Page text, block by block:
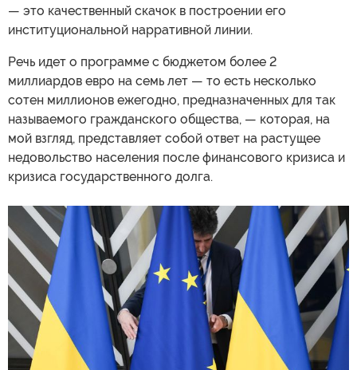
— это качественный скачок в построении его
институциональной нарративной линии.
Речь идет о программе с бюджетом более 2
миллиардов евро на семь лет — то есть несколько
сотен миллионов ежегодно, предназначенных для так
называемого гражданского общества, — которая, на
мой взгляд, представляет собой ответ на растущее
недовольство населения после финансового кризиса и
кризиса государственного долга.